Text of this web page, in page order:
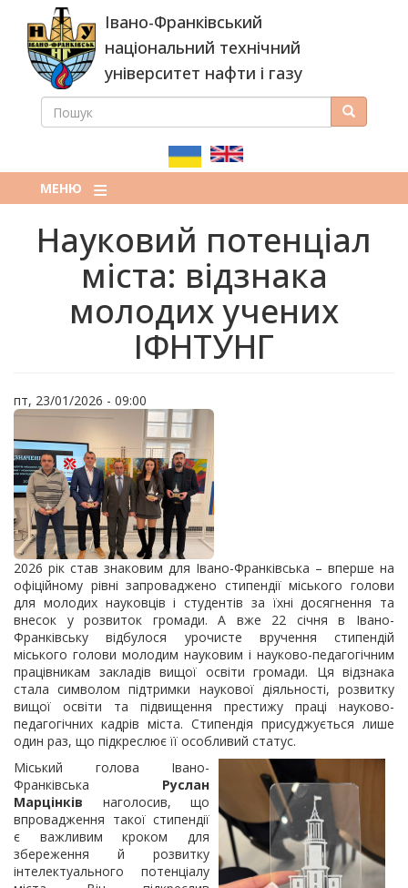
основного
вмісту
Івано-Франківський
національний технічний
університет нафти і газу
ПОШУКОВА
ПОШУК Пошук
МЕНЮ
Науковий потенціал
міста: відзнака
молодих учених
ІФНТУНГ
пт, 23/01/2026 - 09:00
2026 рік став знаковим для Івано-Франківська – вперше на
офіційному рівні запроваджено стипендії міського голови
для молодих науковців і студентів за їхні досягнення та
внесок у розвиток громади. А вже 22 січня в Івано-
Франківську відбулося урочисте вручення стипендій
міського голови молодим науковим і науково-педагогічним
працівникам закладів вищої освіти громади. Ця відзнака
стала символом підтримки наукової діяльності, розвитку
вищої освіти та підвищення престижу праці науково-
педагогічних кадрів міста. Стипендія присуджується лише
один раз, що підкреслює її особливий статус.
Міський голова Івано-
Франківська Руслан
Марцінків наголосив, що
впровадження такої стипендії
є важливим кроком для
збереження й розвитку
інтелектуального потенціалу